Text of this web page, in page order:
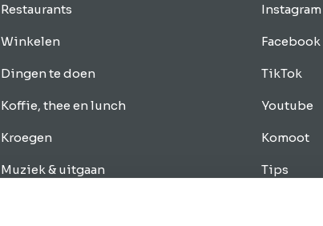
Restaurants
Winkelen
Dingen te doen
Koffie, thee en lunch
Kroegen
Muziek & uitgaan
Instagram
Facebook
TikTok
Youtube
Komoot
Tips